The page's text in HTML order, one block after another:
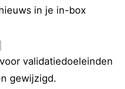
in je in-box
validatiedoeleinden
gewijzigd.